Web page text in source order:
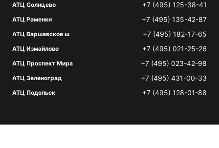
АТЦ Солнцево +7 (495) 125-38-41
АТЦ Раменки +7 (495) 135-42-87
АТЦ Варшавское ш +7 (495) 182-17-65
АТЦ Измайлово +7 (495) 021-25-26
АТЦ Проспект Мира +7 (495) 023-42-98
АТЦ Зеленоград +7 (495) 431-00-33
АТЦ Подольск +7 (495) 128-01-88